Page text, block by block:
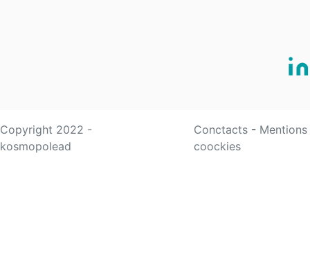
Copyright 2022 -
kosmopolead
Conctacts -
coockies